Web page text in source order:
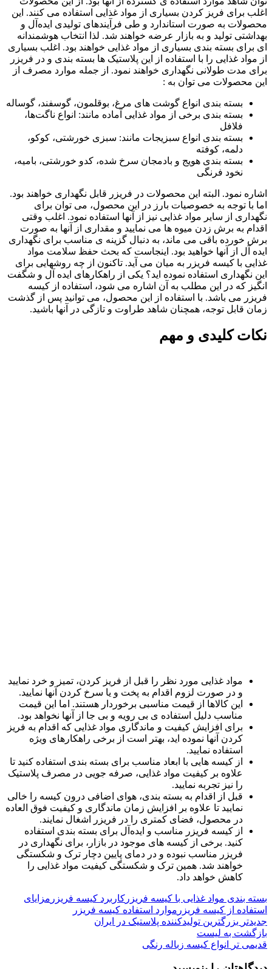
اغلب برای فریز کردن بسیاری از مواد غذایی استفاده می کنند. این
محصولات به صورت استاندارد و طی فرآیندهای تولیدی ایده‌آل و
بهداشتی تولید و به بازار عرضه خواهند شد. لذا انتخاب هوشمندانه
ای برای بسته بندی بسیاری از مواد غذایی خواهند بود. اغلب بسیاری
از مواد غذایی را با استفاده از این پلاستیک ها بسته بندی و در فریزر
برای مدت طولانی نگهداری خواهند نمود. از جمله موارد مصرف از
این محصولات می توان به :
بسته بندی انواع گوشت های مرغ، بوقلمون، گوسفند، گوساله
بسته بندی برخی از مواد غذایی آماده مانند: انواع ناگت‌ها،
فلافل
بسته بندی انواع سبزیجات مانند: سبزی خورشتی، کوکو،
دلمه، کوفته
بسته بندی هویج و بادمجان سرخ شده، کدو خورشتی، بامیه،
نخود فرنگی
اشاره نمود. البته این محصولات در فریزر قابل نگهداری خواهند بود.
اما با توجه به خصوصیات بارز در این محصول، می توان برای
نگهداری از سایر مواد غذایی نیز از آنها استفاده نمود. اغلب وقتی
اقدام به برش زدن میوه ها می نمایید و مقداری از آنها به صورت
برش خورده باقی می ماند، به دنبال گزینه ی مناسب برای نگهداری
ایده آل از آنها خواهید بود. اینجاست که بحث حفظ سلامت مواد
غذایی با کیسه فریزر به میان می آید. تاکنون از چه روشهایی برای
این نگهداری استفاده نموده اید؟ یکی از راهکارهای ایده آل و شگفت
انگیز که در این مطلب به آن اشاره می شود، استفاده از کیسه
فریزر می باشد. با استفاده از این محصول، می توانید پس از گذشت
زمان قابل توجه، همچنان شاهد طراوت و تازگی در آنها باشید.
نکات کلیدی و مهم
مواد غذایی مورد نظر را قبل از فریز کردن، تمیز و خرد نمایید
و در صورت لزوم اقدام به پخت و یا سرخ کردن آنها نمایید.
این کالاها از قیمت مناسبی برخوردار هستند. اما این قیمت
مناسب دلیل استفاده ی بی رویه و بی جا از آنها نخواهد بود.
برای افزایش کیفیت و ماندگاری مواد غذایی که اقدام به فریز
کردن آنها نموده اید، بهتر است از برخی راهکارهای ویژه
استفاده نمایید.
از کیسه هایی با ابعاد مناسب برای بسته بندی استفاده کنید تا
علاوه بر کیفیت مواد غذایی، صرفه جویی در مصرف پلاستیک
را نیز تجربه نمایید.
قبل از اقدام به بسته بندی، هوای اضافی درون کیسه را خالی
نمایید تا علاوه بر افزایش زمان ماندگاری و کیفیت فوق العاده
در محصول، فضای کمتری را در فریزر اشغال نمایند.
از کیسه فریزر مناسب و ایده‌آل برای بسته بندی استفاده
کنید. برخی از کیسه های موجود در بازار، برای نگهداری در
فریزر مناسب نبوده و در دمای پایین دچار ترک و شکستگی
خواهند شد. همین ترک و شکستگی کیفیت مواد غذایی را
کاهش خواهد داد.
بسته بندی مواد غذایی با کیسه فریزر کاربرد کیسه فریزر مزایای
استفاده از کیسه فریزر موارد استفاده کیسه فریزر
جدیدتر بزرگترین تولیدکننده پلاستیک در ایران
بازگشت به لیست
قدیمی تر
انواع کیسه زباله رنگی